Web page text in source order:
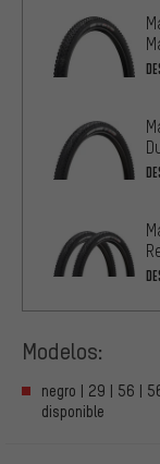
Modelos:
negro | 29 | 56 |
disponible